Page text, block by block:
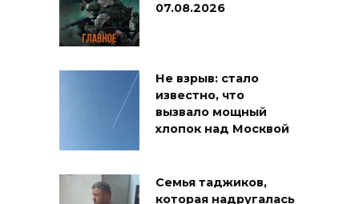
07.08.2026
Не взрыв: стало
известно, что
вызвало мощный
хлопок над Москвой
Семья таджиков,
которая надругалась